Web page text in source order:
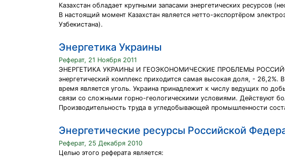
Казахстан обладает крупными запасами энергетических ресурсов
В настоящий момент Казахстан является нетто-экспортёром
Узбекистана).
Энергетика Украины
Реферат, 21 Ноября 2011
ЭНЕРГЕТИКА УКРАИНЫ И ГЕОЭКОНОМИЧЕСКИЕ ПРОБЛЕМЫ
энергетический комплекс приходится самая высокая доля, - 26,2%.
время является уголь. Украина принадлежит к числу ведущих по
связи со сложными горно-геологическими условиями. Действуют
Производительность труда в угледобывающей промышленности
Энергетические ресурсы Российской
Реферат, 25 Декабря 2010
Целью этого реферата является: